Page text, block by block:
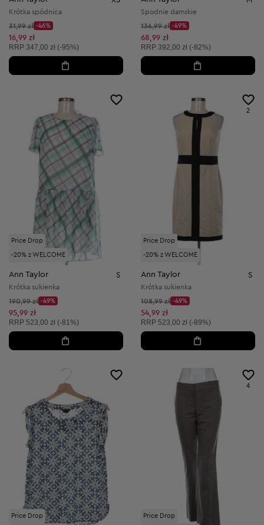
Krótka spódnica
Cena początkowa:
31,99 zł
Discount Price:
-46%
Obniżona cena:
16,99 zł
Cena sugerowana:
RRP 347,00 zł (-95%)
Spodnie damskie
Cena początkowa:
136,99 zł
Discount Price:
-49%
Obniżona cena:
68,99 zł
Cena sugerowana:
RRP 392,00 zł (-82%)
Price Drop
-20% z WELCOME
Ann Taylor S
Krótka sukienka
Cena początkowa:
190,99 zł
Discount Price:
-49%
Obniżona cena:
95,99 zł
Cena sugerowana:
RRP 523,00 zł (-81%)
Price Drop
-20% z WELCOME
2
Ann Taylor S
Krótka sukienka
Cena początkowa:
108,99 zł
Discount Price:
-49%
Obniżona cena:
54,99 zł
Cena sugerowana:
RRP 523,00 zł (-89%)
Price Drop Price Drop
4